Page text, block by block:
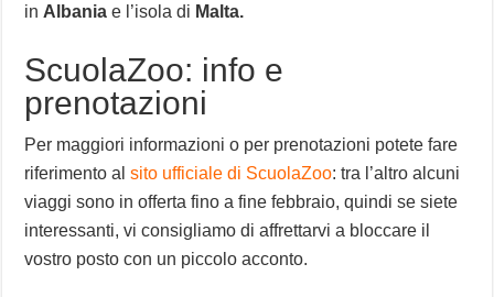
in Albania e l’isola di Malta.
ScuolaZoo: info e
prenotazioni
Per maggiori informazioni o per prenotazioni potete fare
riferimento alsito ufficiale di ScuolaZoo: tra l’altro alcuni
viaggi sono in offerta fino a fine febbraio, quindi se siete
interessanti, vi consigliamo di affrettarvi a bloccare il
vostro posto con un piccolo acconto.